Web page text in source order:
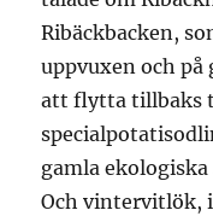
Ribäckbacken,
uppvuxen och
att flytta tillbaks
gamla
Och vintervitlök,